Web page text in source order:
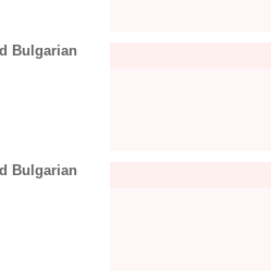
Bulgarian
Bulgarian